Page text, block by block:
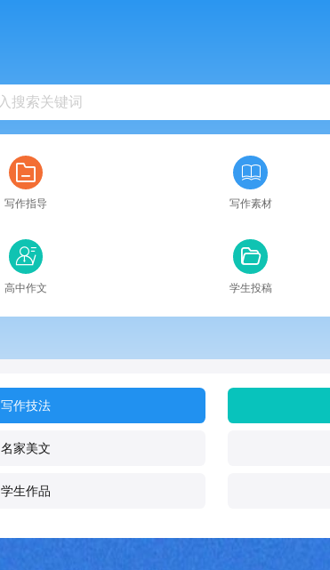
写作指导 写作素材
高中作文 学生投稿
写作技法
名家美文
学生作品